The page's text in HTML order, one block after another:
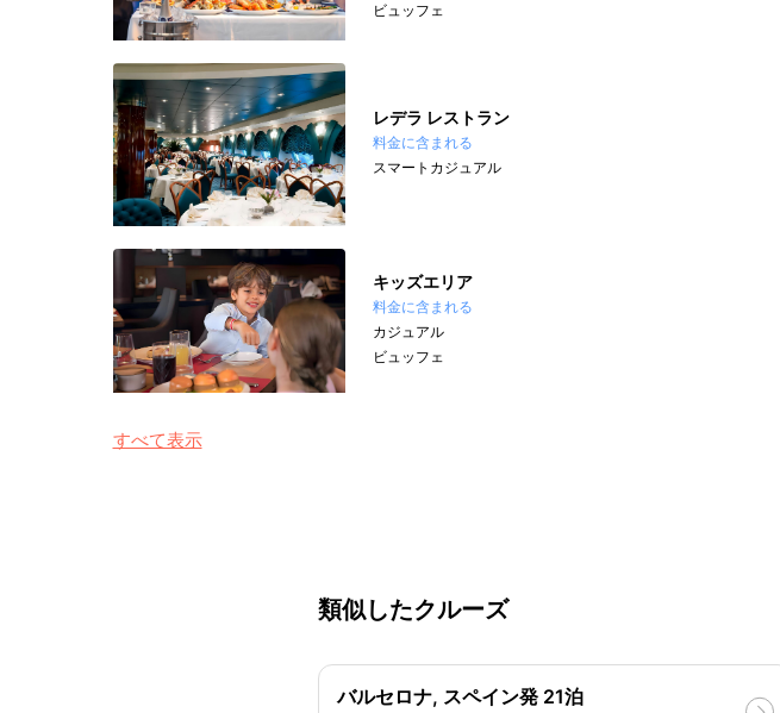
ビュッフェ
レデラ レストラン
料金に含まれる
スマートカジュアル
キッズエリア
料金に含まれる
カジュアル
ビュッフェ
すべて表示
類似したクルーズ
バルセロナ, スペイン発 21泊